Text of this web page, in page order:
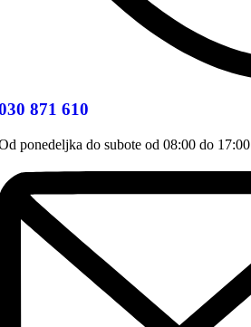
871 610
ponedeljka do subote od 08:00 do 17:00